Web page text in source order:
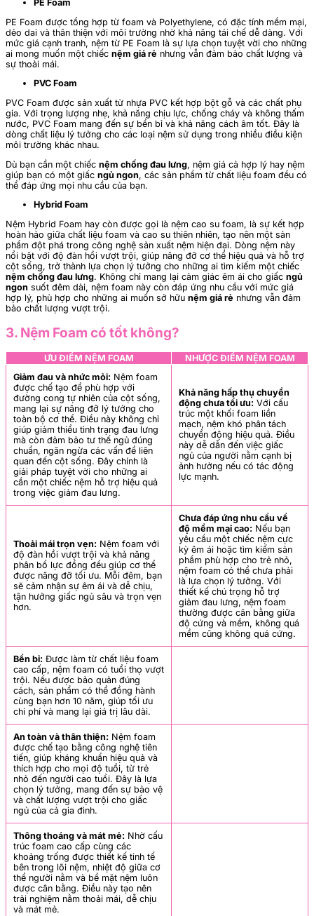
PE Foam
PE Foam được tổng hợp từ foam và Polyethylene, có đặc tính mềm mại,
dẻo dai và thân thiện với môi trường nhờ khả năng tái chế dễ dàng. Với
mức giá cạnh tranh, nệm từ PE Foam là sự lựa chọn tuyệt vời cho những
ai mong muốn một chiếc nệm giá rẻ nhưng vẫn đảm bảo chất lượng và
sự thoải mái.
PVC Foam
PVC Foam được sản xuất từ nhựa PVC kết hợp bột gỗ và các chất phụ
gia. Với trọng lượng nhẹ, khả năng chịu lực, chống cháy và không thấm
nước, PVC Foam mang đến sự bền bỉ và khả năng cách âm tốt. Đây là
dòng chất liệu lý tưởng cho các loại nệm sử dụng trong nhiều điều kiện
môi trường khác nhau.
Dù bạn cần một chiếc nệm chống đau lưng, nệm giá cả hợp lý hay nệm
giúp bạn có một giấc ngủ ngon, các sản phẩm từ chất liệu foam đều có
thể đáp ứng mọi nhu cầu của bạn.
Hybrid Foam
Nệm Hybrid Foam hay còn được gọi là nệm cao su foam, là sự kết hợp
hoàn hảo giữa chất liệu foam và cao su thiên nhiên, tạo nên một sản
phẩm đột phá trong công nghệ sản xuất nệm hiện đại. Dòng nệm này
nổi bật với độ đàn hồi vượt trội, giúp nâng đỡ cơ thể hiệu quả và hỗ trợ
cột sống, trở thành lựa chọn lý tưởng cho những ai tìm kiếm một chiếc
nệm chống đau lưng. Không chỉ mang lại cảm giác êm ái cho giấc ngủ
ngon suốt đêm dài, nệm foam này còn đáp ứng nhu cầu với mức giá
hợp lý, phù hợp cho những ai muốn sở hữu nệm giá rẻ nhưng vẫn đảm
bảo chất lượng vượt trội.
3. Nệm Foam có tốt không?
ƯU ĐIỂM NỆM FOAM
NHƯỢC ĐIỂM NỆM FOAM
Giảm đau và nhức mỏi: Nệm foam
được chế tạo để phù hợp với
đường cong tự nhiên của cột sống,
mang lại sự nâng đỡ lý tưởng cho
toàn bộ cơ thể. Điều này không chỉ
giúp giảm thiểu tình trạng đau lưng
mà còn đảm bảo tư thế ngủ đúng
chuẩn, ngăn ngừa các vấn đề liên
quan đến cột sống. Đây chính là
giải pháp tuyệt vời cho những ai
cần một chiếc nệm hỗ trợ hiệu quả
trong việc giảm đau lưng.
Khả năng hấp thụ chuyển
động chưa tối ưu: Với cấu
trúc một khối foam liền
mạch, nệm khó phân tách
chuyển động hiệu quả. Điều
này dễ dẫn đến việc giấc
ngủ của người nằm cạnh bị
ảnh hưởng nếu có tác động
lực mạnh.
Thoải mái trọn vẹn: Nệm foam với
độ đàn hồi vượt trội và khả năng
phân bổ lực đồng đều giúp cơ thể
được nâng đỡ tối ưu. Mỗi đêm, bạn
sẽ cảm nhận sự êm ái và dễ chịu,
tận hưởng giấc ngủ sâu và trọn vẹn
hơn.
Chưa đáp ứng nhu cầu về
độ mềm mại cao: Nếu bạn
yêu cầu một chiếc nệm cực
kỳ êm ái hoặc tìm kiếm sản
phẩm phù hợp cho trẻ nhỏ,
nệm foam có thể chưa phải
là lựa chọn lý tưởng. Với
thiết kế chú trọng hỗ trợ
giảm đau lưng, nệm foam
thường được cân bằng giữa
độ cứng và mềm, không quá
mềm cũng không quá cứng.
Bền bỉ: Được làm từ chất liệu foam
cao cấp, nệm foam có tuổi thọ vượt
trội. Nếu được bảo quản đúng
cách, sản phẩm có thể đồng hành
cùng bạn hơn 10 năm, giúp tối ưu
chi phí và mang lại giá trị lâu dài.
An toàn và thân thiện: Nệm foam
được chế tạo bằng công nghệ tiên
tiến, giúp kháng khuẩn hiệu quả và
thích hợp cho mọi độ tuổi, từ trẻ
nhỏ đến người cao tuổi. Đây là lựa
chọn lý tưởng, mang đến sự bảo vệ
và chất lượng vượt trội cho giấc
ngủ của cả gia đình.
Thông thoáng và mát mẻ: Nhờ cấu
trúc foam cao cấp cùng các
khoảng trống được thiết kế tinh tế
bên trong lõi nệm, nhiệt độ giữa cơ
thể người nằm và bề mặt nệm luôn
được cân bằng. Điều này tạo nên
trải nghiệm nằm thoải mái, dễ chịu
và mát mẻ.